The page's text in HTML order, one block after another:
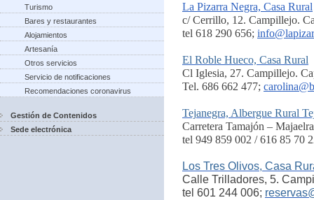
Turismo
Bares y restaurantes
Alojamientos
Artesanía
Otros servicios
Servicio de notificaciones
Recomendaciones coronavirus
Gestión de Contenidos
Sede electrónica
La Pizarra Negra, Casa Rural
c/ Cerrillo, 12. Campillejo.
tel 618 290 656;
El Roble Hueco, Casa Rural
Cl Iglesia, 27. Campillejo.
Tel. 686 662 477;
Tejanegra, Albergue Rural
Carretera Tamajón –
tel 949 859 002 / 616 85 70
Los Tres Olivos, Casa
Calle Trilladores, 5.
tel 601 244 006;